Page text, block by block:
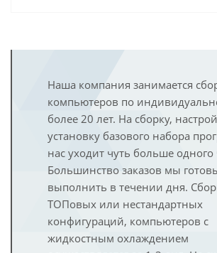
Наша компания занимается
компьютеров по
более 20 лет. На сборку,
установку базового набора
нас уходит чуть больше одного
Большинство заказов мы
выполнить в течении дня.
ТОПовых или нестандартных
конфигураций, компьютеров с
жидкостным охлаждением